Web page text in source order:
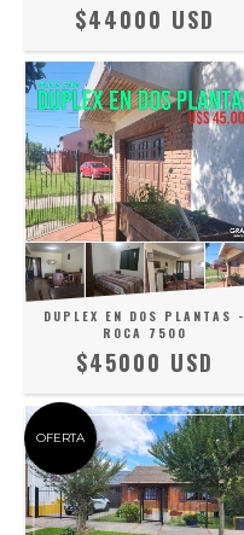
$44000 USD
DUPLEX EN DOS PLANTAS -
ROCA 7500
$45000 USD
OFERTA